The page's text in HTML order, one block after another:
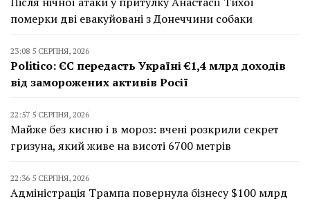
померки дві евакуйовані з Донеччини собаки
23:08 5 СЕРПНЯ, 2026
Politico: ЄС передасть Україні €1,4 млрд доходів
від заморожених активів Росії
22:57 5 СЕРПНЯ, 2026
Майже без кисню і в мороз: вчені розкрили секрет
гризуна, який живе на висоті 6700 метрів
22:36 5 СЕРПНЯ, 2026
Адміністрація Трампа повернула бізнесу $100 млрд